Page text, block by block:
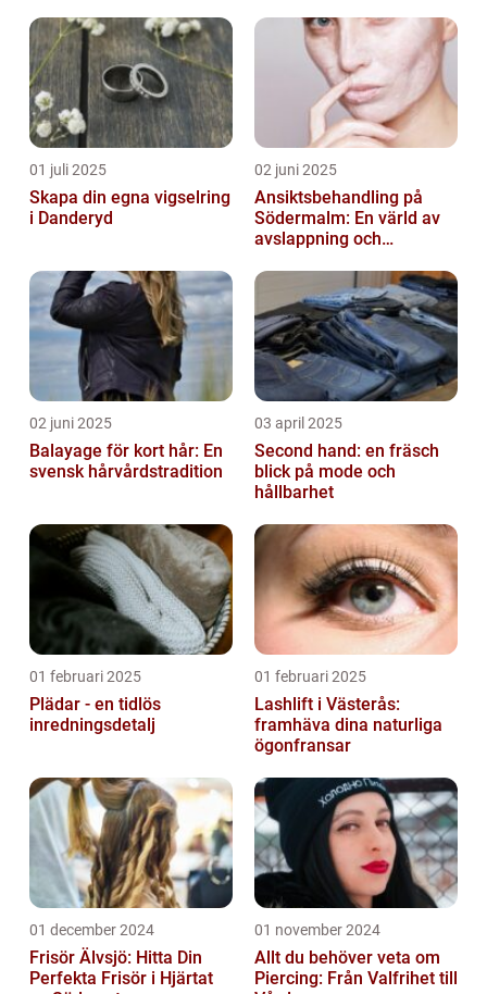
01 juli 2025
Skapa din egna vigselring
i Danderyd
02 juni 2025
Ansiktsbehandling på
Södermalm: En värld av
avslappning och
02 juni 2025
Balayage för kort hår: En
svensk hårvårdstradition
03 april 2025
Second hand: en fräsch
blick på mode och
hållbarhet
01 februari 2025
Plädar - en tidlös
inredningsdetalj
01 februari 2025
Lashlift i Västerås:
framhäva dina naturliga
ögonfransar
01 december 2024
Frisör Älvsjö: Hitta Din
Perfekta Frisör i Hjärtat
01 november 2024
Allt du behöver veta om
Piercing: Från Valfrihet till